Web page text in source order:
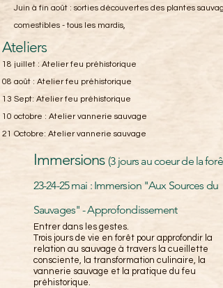
Juin à fin août : sorties découvertes des plantes
comestibles - tous les mardis,
Ateliers
18 juillet : Atelier feu préhistorique
08 août : Atelier feu préhistorique
13 Sept: Atelier feu préhistorique
10 octobre : Atelier vannerie sauvage
21 Octobre: Atelier vannerie sauvage
Immersions (3 jours au coeur de la forêt)
23-24-25 mai : Immersion "Aux Sources du
Sauvages" - Approfondissement
Entrer dans les gestes.
Trois jours de vie en forêt pour approfondir la
relation au sauvage à travers la cueillette
consciente, la transformation culinaire, la
vannerie sauvage et la pratique du feu
préhistorique.